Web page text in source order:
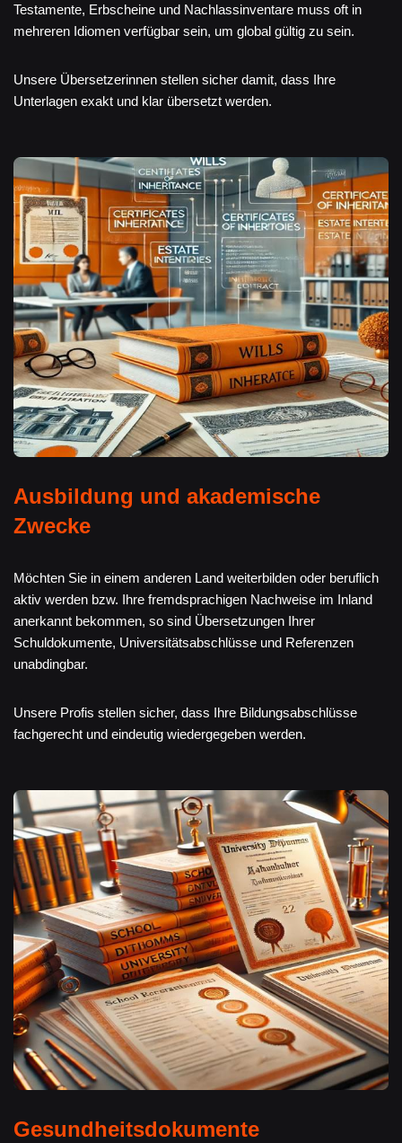
Testamente, Erbscheine und Nachlassinventare muss oft in
mehreren Idiomen verfügbar sein, um global gültig zu sein.
Unsere Übersetzerinnen stellen sicher damit, dass Ihre
Unterlagen exakt und klar übersetzt werden.
Ausbildung und akademische
Zwecke
Möchten Sie in einem anderen Land weiterbilden oder beruflich
aktiv werden bzw. Ihre fremdsprachigen Nachweise im Inland
anerkannt bekommen, so sind Übersetzungen Ihrer
Schuldokumente, Universitätsabschlüsse und Referenzen
unabdingbar.
Unsere Profis stellen sicher, dass Ihre Bildungsabschlüsse
fachgerecht und eindeutig wiedergegeben werden.
Gesundheitsdokumente